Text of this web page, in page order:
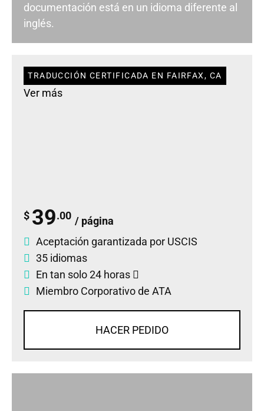
documentación está en un idioma diferente al
inglés.
TRADUCCIÓN CERTIFICADA EN FAIRFAX, CA
Ver más
$ 39.00 / página
Aceptación garantizada por USCIS
35 idiomas
En tan solo 24 horas
Miembro Corporativo de ATA
HACER PEDIDO